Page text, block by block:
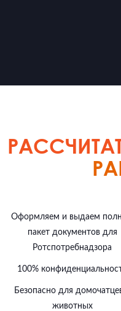
Оформляем и выдаем
пакет документов для
Ротспотребнадзора
100%
Безопасно для
животных